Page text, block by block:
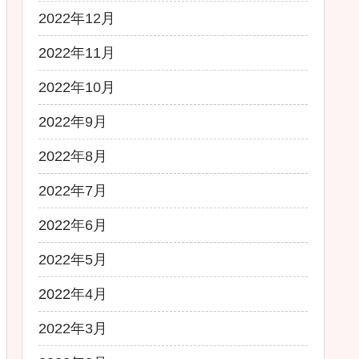
2022年12月
2022年11月
2022年10月
2022年9月
2022年8月
2022年7月
2022年6月
2022年5月
2022年4月
2022年3月